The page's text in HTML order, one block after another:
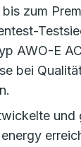
zum
AWO-E
bei